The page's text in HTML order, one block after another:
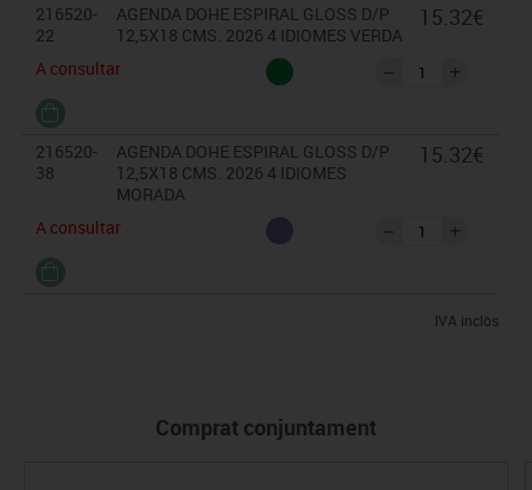
Format Dia Pàgina. Paper Blanc.
Mida: 12,5 x 18 cm.
Enquadernació en espiral i goma elàstica.
4 pàgines d'adhesius
Dissabte i diumenge a la mateixa pàgina.
Paper amb certificat FSC.
216520-
22
AGENDA DOHE ESPIRAL GLOSS D/P
12,5X18 CMS. 2026 4 IDIOMES VERDA
A consultar
15.32€
216520-
38
AGENDA DOHE ESPIRAL GLOSS D/P
12,5X18 CMS. 2026 4 IDIOMES
MORADA
A consultar
15.32€
IVA inclòs
Comprat conjuntament